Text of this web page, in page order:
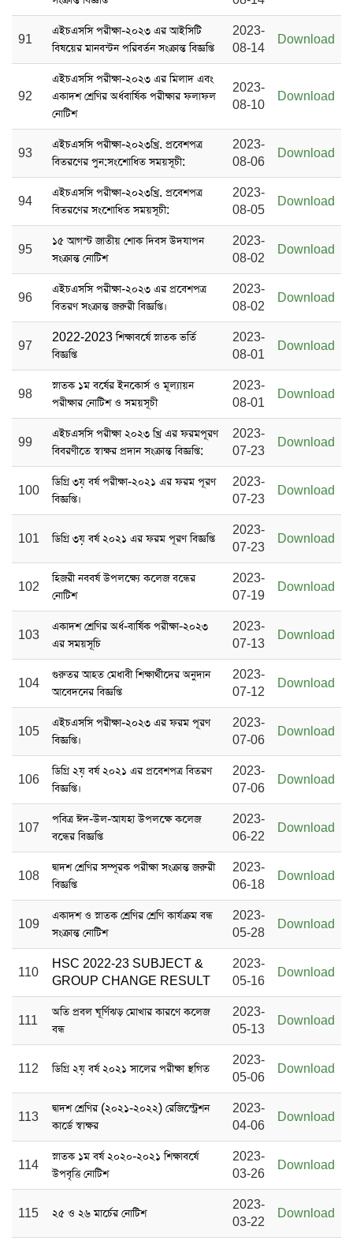
91
এইচএসসি পরীক্ষা-২০২৩ এর আইসিটি
বিষয়ের মানবন্টন পরিবর্তন সংক্রান্ত বিজ্ঞপ্তি
2023-
08-14
Download
92
এইচএসসি পরীক্ষা-২০২৩ এর মিলাদ এবং
একাদশ শ্রেণির অর্ধবার্ষিক পরীক্ষার ফলাফল
নোটিশ
2023-
08-10
Download
93
এইচএসসি পরীক্ষা-২০২৩খ্রি. প্রবেশপত্র
বিতরণের পুন:সংশোধিত সময়সূচী:
2023-
08-06
Download
94
এইচএসসি পরীক্ষা-২০২৩খ্রি. প্রবেশপত্র
বিতরণের সংশোধিত সময়সূচী:
2023-
08-05
Download
95
১৫ আগস্ট জাতীয় শোক দিবস ‍উদযাপন
সংক্রান্ত নোটিশ
2023-
08-02
Download
96
এইচএসসি পরীক্ষা-২০২৩ এর প্রবেশপত্র
বিতরণ সংক্রান্ত জরুরী বিজ্ঞপ্তি।
2023-
08-02
Download
97
2022-2023 শিক্ষাবর্ষে স্নাতক ভর্তি
বিজ্ঞপ্তি
2023-
08-01
Download
98
স্নাতক ১ম বর্ষের ‍ইনকোর্স ও মূল্যায়ন
পরীক্ষার নোটিশ ও সময়সূচী
2023-
08-01
Download
99
এইচএসসি পরীক্ষা ২০২৩ খ্রি এর ফরমপূরণ
বিবরণীতে স্বাক্ষর প্রদান সংক্রান্ত বিজ্ঞপ্তি:
2023-
07-23
Download
100
ডিগ্রি ৩য় বর্ষ পরীক্ষা-২০২১ এর ফরম পূরণ
বিজ্ঞপ্তি।
2023-
07-23
Download
101 ডিগ্রি ৩য় বর্ষ ২০২১ এর ফরম পূরণ বিজ্ঞপ্তি
2023-
07-23
Download
102
হিজরী নববর্ষ উপলক্ষ্যে কলেজ বন্ধের
নোটিশ
2023-
07-19
Download
103
একাদশ শ্রেণির অর্ধ-বার্ষিক পরীক্ষা-২০২৩
এর সময়সূচি
2023-
07-13
Download
104
গুরুতর আহত মেধাবী শিক্ষার্থীদের অনুদান
আবেদনের বিজ্ঞপ্তি
2023-
07-12
Download
105
এইচএসসি পরীক্ষা-২০২৩ এর ফরম পূরণ
বিজ্ঞপ্তি।
2023-
07-06
Download
106
ডিগ্রি ২য় বর্ষ ২০২১ এর প্রবেশপত্র বিতরণ
বিজ্ঞপ্তি।
2023-
07-06
Download
107
পবিত্র ঈদ-উল-আযহা উপলক্ষে কলেজ
বন্ধের বিজ্ঞপ্তি
2023-
06-22
Download
108
দ্বাদশ শ্রেণির সম্পূরক পরীক্ষা সংক্রান্ত জরুরী
বিজ্ঞপ্তি
2023-
06-18
Download
109
একাদশ ও স্নাতক শ্রেণির শ্রেণি কার্যক্রম বন্ধ
সংক্রান্ত নোটিশ
2023-
05-28
Download
110
HSC 2022-23 SUBJECT &
GROUP CHANGE RESULT
2023-
05-16
Download
111
অতি প্রবল ঘূর্ণিঝড় মোখার কারণে কলেজ
বন্ধ
2023-
05-13
Download
112 ডিগ্রি ২য় বর্ষ ২০২১ সালের পরীক্ষা স্থগিত
2023-
05-06
Download
113
দ্বাদশ শ্রেণির (২০২১-২০২২) রেজিস্ট্রেশন
কার্ডে স্বাক্ষর
2023-
04-06
Download
114
স্নাতক ১ম বর্ষ ২০২০-২০২১ শিক্ষাবর্ষে
উপবৃত্তি নোটিশ
2023-
03-26
Download
115 ২৫ ও ২৬ মার্চের নোটিশ
2023-
03-22
Download